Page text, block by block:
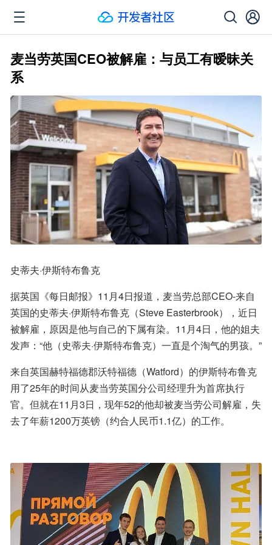
麦当劳英国CEO被解雇：与员工有暧昧关
系
史蒂夫·伊斯特布鲁克
据英国《每日邮报》11月4日报道，麦当劳总部CEO-来自
英国的史蒂夫·伊斯特布鲁克（Steve Easterbrook），近日
被解雇，原因是他与自己的下属有染。11月4日，他的姐夫
发声：“他（史蒂夫·伊斯特布鲁克）一直是个淘气的男孩。”
来自英国赫特福德郡沃特福德（Watford）的伊斯特布鲁克
用了25年的时间从麦当劳英国分公司经理升为首席执行
官。但就在11月3日，现年52的他却被麦当劳公司解雇，失
去了年薪1200万英镑（约合人民币1.1亿）的工作。